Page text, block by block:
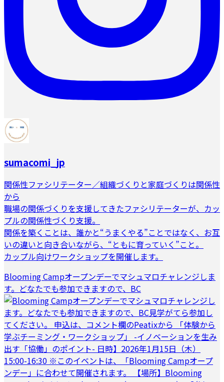
sumacomi_jp
関係性ファシリテーター／組織づくりと家庭づくりは関係性
から
職場の関係づくりを支援してきたファシリテーターが、カッ
プルの関係性づくり支援。
関係を築くことは、誰かと“うまくやる”ことではなく、お互
いの違いと向き合いながら、“ともに育っていく”こと。
カップル向けワークショップを開催します。
Blooming Campオープンデーでマシュマロチャレンジしま
す。どなたでも参加できますので、BC